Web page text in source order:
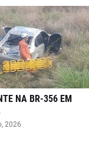
NA BR-356 EM
2026